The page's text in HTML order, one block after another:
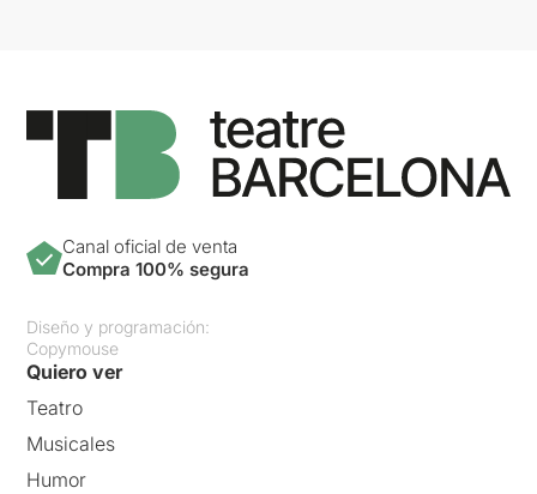
Canal oficial de venta
Compra 100% segura
Diseño y programación:
Copymouse
Quiero ver
Teatro
Musicales
Humor